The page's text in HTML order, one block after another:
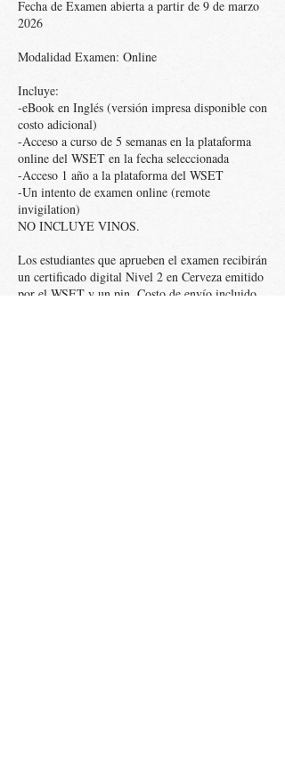
Fecha de Examen abierta a partir de 9 de marzo
2026
Modalidad Examen: Online
Incluye:
-eBook en Inglés (versión impresa disponible con
costo adicional)
-Acceso a curso de 5 semanas en la plataforma
online del WSET en la fecha seleccionada
-Acceso 1 año a la plataforma del WSET
-Un intento de examen online (remote
invigilation)
NO INCLUYE VINOS.
Los estudiantes que aprueben el examen recibirán
un certificado digital Nivel 2 en Cerveza emitido
por el WSET y un pin. Costo de envío incluido